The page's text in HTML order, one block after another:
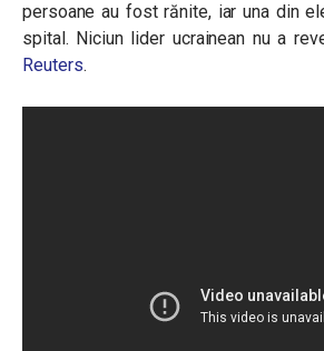
persoane au fost rănite, iar una din
spital. Niciun lider ucrainean nu a
Reuters.